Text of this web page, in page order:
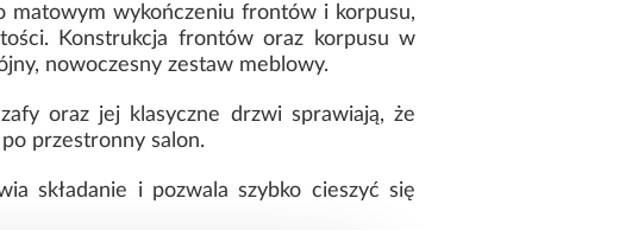
matowym wykończeniu frontów i korpusu,
Konstrukcja frontów oraz korpusu w
nowoczesny zestaw meblowy.
oraz jej klasyczne drzwi sprawiają, że
przestronny salon.
składanie i pozwala szybko cieszyć się